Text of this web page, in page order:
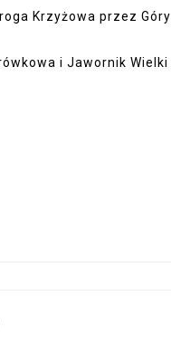
Krzyżowa przez Góry
i Jawornik Wielki